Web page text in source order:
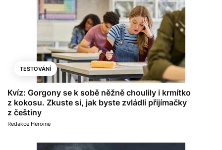
TESTOVÁNÍ
Kvíz: Gorgony se k sobě něžně choulily i krmítko
z kokosu. Zkuste si, jak byste zvládli přijímačky
z češtiny
Redakce Heroine